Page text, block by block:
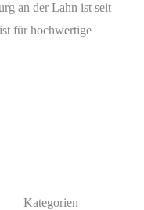
an der Lahn ist seit
für hochwertige
Kategorien